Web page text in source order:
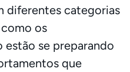
diferentes categorias
os
estão se preparando
que